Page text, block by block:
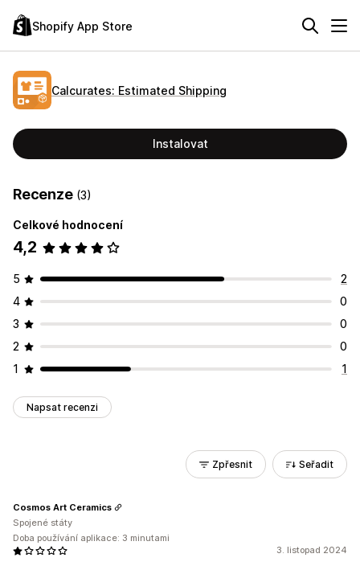
Shopify App Store
Calcurates: Estimated Shipping
Instalovat
Recenze (3)
Celkové hodnocení
4,2
5
2
4
0
3
0
2
0
1
1
Napsat recenzi
Zpřesnit Seřadit
3. listopad 2024
Cosmos Art Ceramics
Spojené státy
Doba používání aplikace: 3 minutami